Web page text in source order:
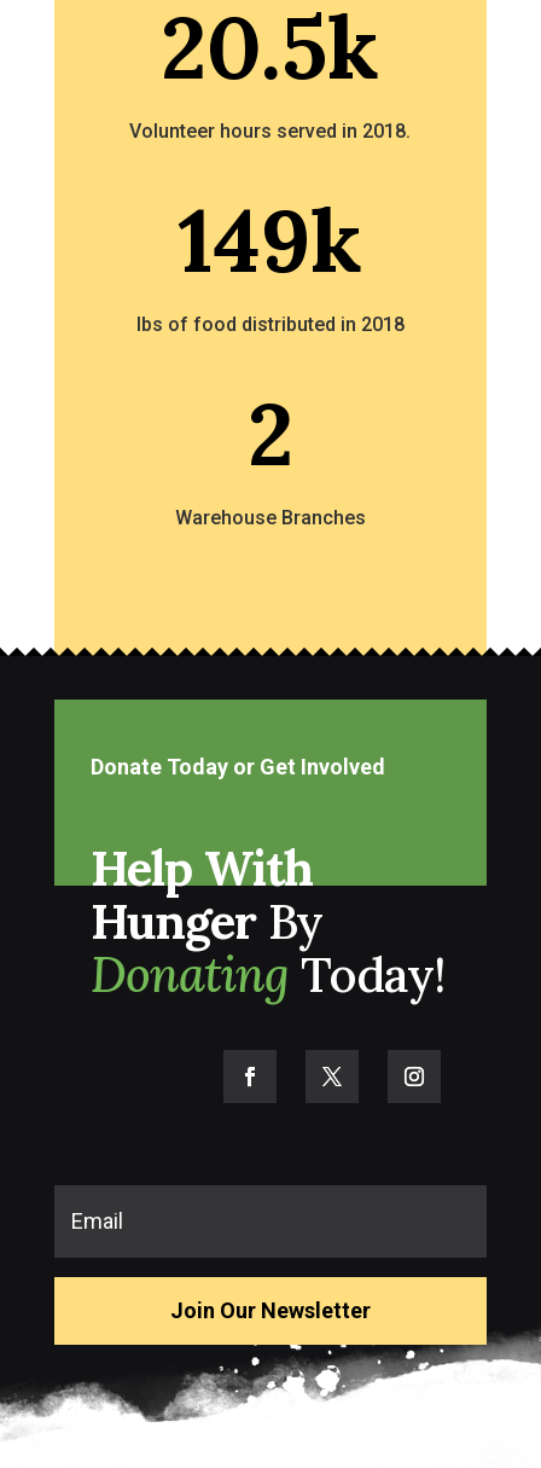
20.5k
Volunteer hours served in 2018.
149k
lbs of food distributed in 2018
2
Warehouse Branches
Donate Today or Get Involved
Help With
HungerBy
Donating Today!
Join Our Newsletter